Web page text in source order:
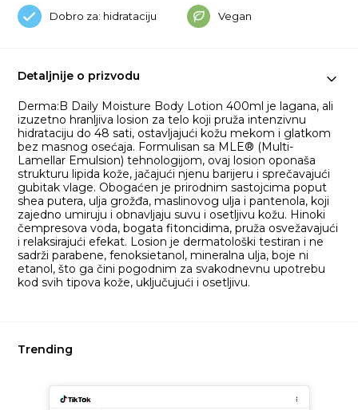
Dobro za: hidrataciju Vegan
Detaljnije o prizvodu
Derma:B Daily Moisture Body Lotion 400ml je lagana, ali
izuzetno hranljiva losion za telo koji pruža intenzivnu
hidrataciju do 48 sati, ostavljajući kožu mekom i glatkom
bez masnog osećaja. Formulisan sa MLE® (Multi-
Lamellar Emulsion) tehnologijom, ovaj losion oponaša
strukturu lipida kože, jačajući njenu barijeru i sprečavajući
gubitak vlage. Obogaćen je prirodnim sastojcima poput
shea putera, ulja grožđa, maslinovog ulja i pantenola, koji
zajedno umiruju i obnavljaju suvu i osetljivu kožu. Hinoki
čempresova voda, bogata fitoncidima, pruža osvežavajući
i relaksirajući efekat. Losion je dermatološki testiran i ne
sadrži parabene, fenoksietanol, mineralna ulja, boje ni
etanol, što ga čini pogodnim za svakodnevnu upotrebu
kod svih tipova kože, uključujući i osetljivu.
Trending